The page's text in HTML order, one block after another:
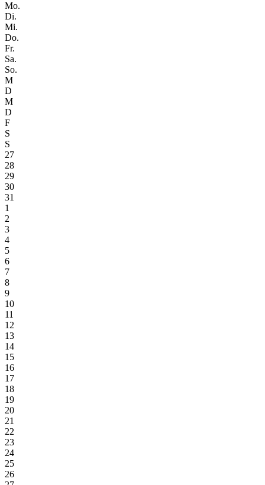
Mo.
Di.
Mi.
Do.
Fr.
Sa.
So.
M
D
M
D
F
S
S
27
28
29
30
31
1
2
3
4
5
6
7
8
9
10
11
12
13
14
15
16
17
18
19
20
21
22
23
24
25
26